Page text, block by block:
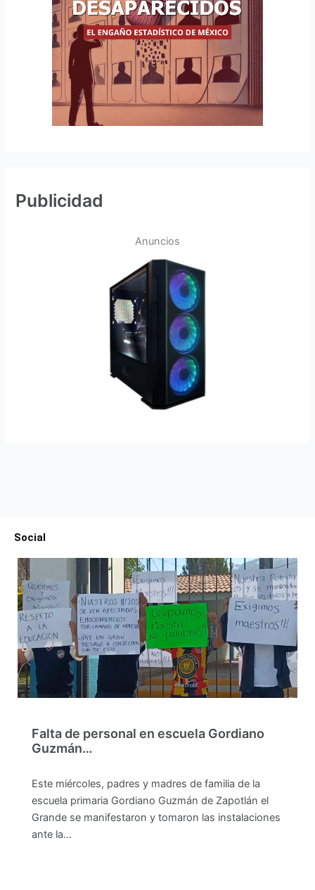
Publicidad
Anuncios
Social
Falta de personal en escuela Gordiano
Guzmán…
Este miércoles, padres y madres de familia de la
escuela primaria Gordiano Guzmán de Zapotlán el
Grande se manifestaron y tomaron las instalaciones
ante la…